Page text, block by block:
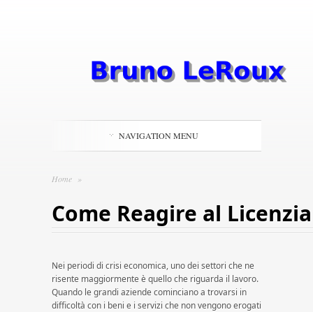
NAVIGATION MENU
Home »
Come Reagire al
Nei periodi di crisi economica, uno dei settori che ne
risente maggiormente è quello che riguarda il lavoro.
Quando le grandi aziende cominciano a trovarsi in
difficoltà con i beni e i servizi che non vengono erogati